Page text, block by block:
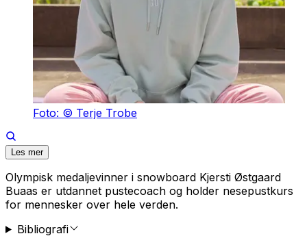
Foto: © Terje Trobe
Les mer
Olympisk medaljevinner i snowboard Kjersti Østgaard
Buaas er utdannet pustecoach og holder nesepustkurs
for mennesker over hele verden.
Bibliografi